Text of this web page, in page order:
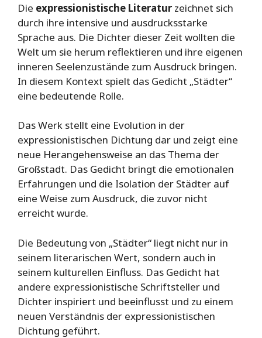
Die expressionistische Literaturzeichnet sich
durch ihre intensive und ausdrucksstarke
Sprache aus. Die Dichter dieser Zeit wollten die
Welt um sie herum reflektieren und ihre eigenen
inneren Seelenzustände zum Ausdruck bringen.
In diesem Kontext spielt das Gedicht „Städter“
eine bedeutende Rolle.
Das Werk stellt eine Evolution in der
expressionistischen Dichtung dar und zeigt eine
neue Herangehensweise an das Thema der
Großstadt. Das Gedicht bringt die emotionalen
Erfahrungen und die Isolation der Städter auf
eine Weise zum Ausdruck, die zuvor nicht
erreicht wurde.
Die Bedeutung von „Städter“ liegt nicht nur in
seinem literarischen Wert, sondern auch in
seinem kulturellen Einfluss. Das Gedicht hat
andere expressionistische Schriftsteller und
Dichter inspiriert und beeinflusst und zu einem
neuen Verständnis der expressionistischen
Dichtung geführt.